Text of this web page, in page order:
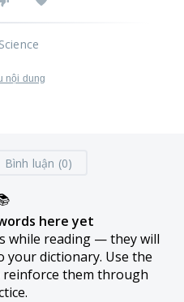
Science
nội dung
Bình luận (0)
here yet
while reading — they will
your dictionary. Use the
reinforce them through